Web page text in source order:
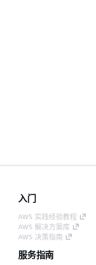
入门
AWS 实践经验教程
AWS 解决方案库
AWS 决策指南
服务指南